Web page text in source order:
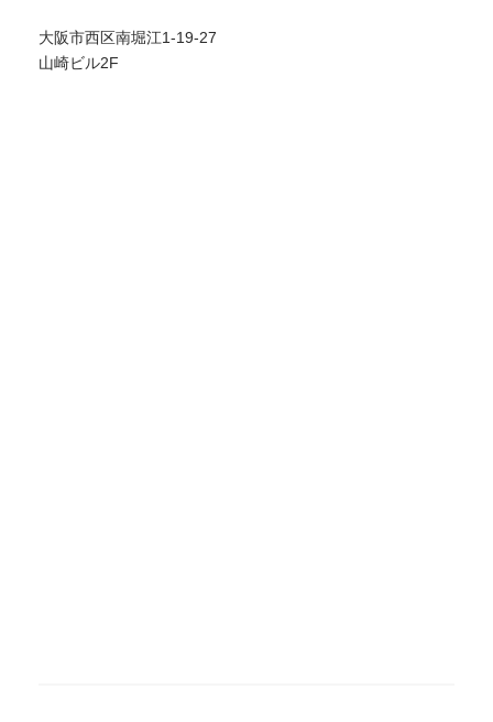
大阪市西区南堀江1-19-27
山崎ビル2F